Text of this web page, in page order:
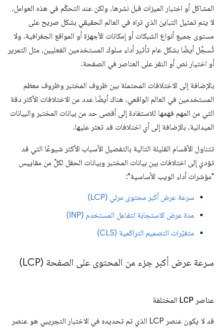
المشاكل أو اختبار الميزات قبل نشرها، ولكن عند التحكّم في هذه العوامل،
لا يتم تمثيل التباين الذي تراه في العالم الحقيقي بشكل صريح على
مستوى جميع أنواع الشبكات أو إمكانات الأجهزة أو المواقع الجغرافية. ولا
تُسجِّل أيضًا بشكل عام تأثير أداء سلوك المستخدمين الفعليين، مثل التمرير
أو اختيار نص أو النقر على العناصر في الصفحة.
بالإضافة إلى الاختلافات المحتملة بين ظروف المختبر وظروف معظم
المستخدمين في العالم الواقعي، هناك أيضًا عدد من الاختلافات الأكثر دقة
التي من المهم فهمها للاستفادة إلى أقصى حد من بيانات المختبر والبيانات
الميدانية، بالإضافة إلى أي اختلافات قد تعثر عليها.
تتناول الأقسام القليلة التالية بالتفصيل الأسباب الأكثر شيوعًا التي قد
تؤدي إلى اختلافات بين بيانات المختبر وبيانات الحقل لكلٍّ من مقاييس
"مؤشرات أداء الويب الأساسية":
سرعة عرض أكبر محتوى مرئي (LCP)
مدة عرض الاستجابة لتفاعل المستخدم (INP)
متغيّرات التصميم التراكمية (CLS)
سرعة عرض أكبر جزء من المحتوى على الصفحة (LCP)
عناصر LCP المختلفة
قد لا يكون عنصر LCP الذي تم تحديده في الاختبار التجريبي هو عنصر